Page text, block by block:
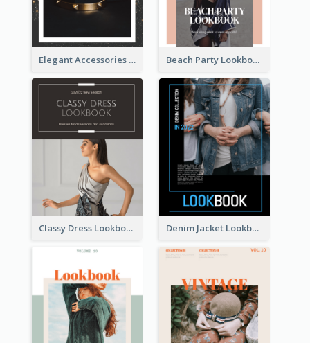
Elegant Accessories Lookbook Beach Party Lookbook
Classy Dress Lookbook Denim Jacket Lookbook